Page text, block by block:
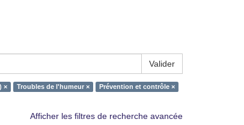
Valider
× Troubles de l'humeur ×
Prévention et contrôle ×
Afficher les filtres de recherche avancée